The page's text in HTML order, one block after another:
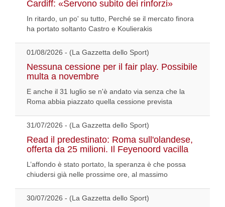
Cardiff: «Servono subito dei rinforzi»
In ritardo, un po' su tutto, Perché se il mercato finora
ha portato soltanto Castro e Koulierakis
01/08/2026 - (La Gazzetta dello Sport)
Nessuna cessione per il fair play. Possibile
multa a novembre
E anche il 31 luglio se n'è andato via senza che la
Roma abbia piazzato quella cessione prevista
31/07/2026 - (La Gazzetta dello Sport)
Read il predestinato: Roma sull'olandese,
offerta da 25 milioni. Il Feyenoord vacilla
L’affondo è stato portato, la speranza è che possa
chiudersi già nelle prossime ore, al massimo
30/07/2026 - (La Gazzetta dello Sport)